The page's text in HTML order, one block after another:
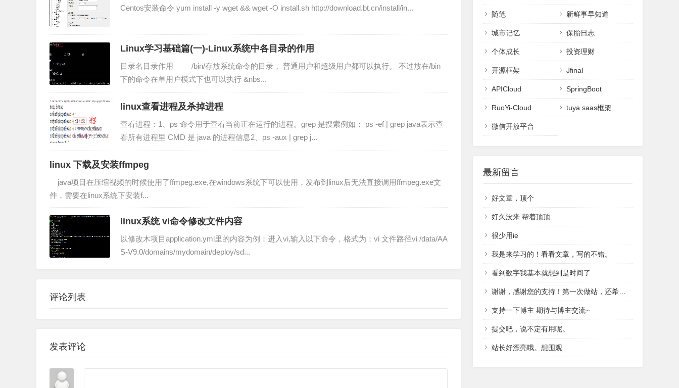
Centos安装命令 yum install -y wget && wget -O install.sh http://download.bt.cn/install/in...
Linux学习基础篇(一)-Linux系统中各目录的作用
目录名目录作用 /bin/存放系统命令的目录， 普通用户和超级用户都可以执行。 不过放在/bin
下的命令在单用户模式下也可以执行 &nbs...
linux查看进程及杀掉进程
查看进程：1、ps 命令用于查看当前正在运行的进程。grep 是搜索例如： ps -ef | grep java表示查
看所有进程里 CMD 是 java 的进程信息2、ps -aux | grep j...
linux 下载及安装ffmpeg
java项目在压缩视频的时候使用了ffmpeg.exe,在windows系统下可以使用，发布到linux后无法直接调用ffmpeg.exe文
件，需要在linux系统下安装f...
linux系统 vi命令修改文件内容
以修改木项目application.yml里的内容为例：进入vi,输入以下命令，格式为：vi 文件路径vi /data/AA
S-V9.0/domains/mydomain/deploy/sd...
评论列表
发表评论
随笔 新鲜事早知道
城市记忆 保胎日志
个体成长 投资理财
开源框架 Jfinal
APICloud SpringBoot
RuoYi-Cloud tuya saas框架
微信开放平台
最新留言
好文章，顶个
好久没来 帮着顶顶
很少用ie
我是来学习的！看看文章，写的不错。
看到数字我基本就想到是时间了
谢谢，感谢您的支持！第一次做站，还希望以后如果有问题可以向您请教！
支持一下博主 期待与博主交流~
提交吧，说不定有用呢。
站长好漂亮哦。想围观